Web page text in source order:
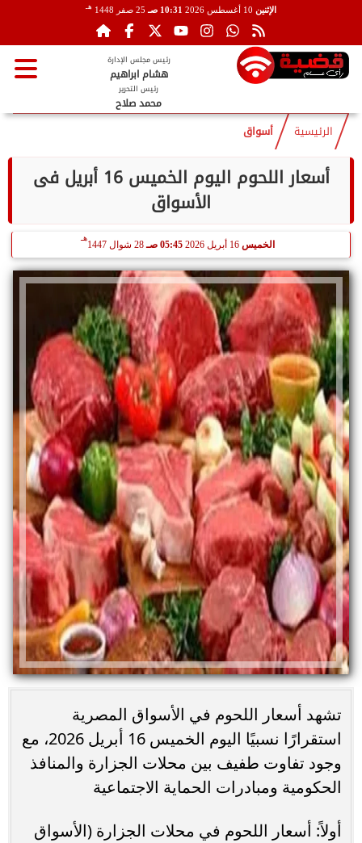
الإثنين 10:31 صـ 25 صفر 1448 هـ
رئيس مجلس الإدارة
هشام ابراهيم
رئيس التحرير
محمد صلاح
الرئيسية أسواق
أسعار اللحوم اليوم الخميس 16 أبريل فى
الأسواق
الخميس 05:45 صـ 28 شوال 1447
هـ
تشهد أسعار اللحوم في الأسواق المصرية
استقرارًا نسبيًا اليوم الخميس 16 أبريل 2026، مع
وجود تفاوت طفيف بين محلات الجزارة والمنافذ
الحكومية ومبادرات الحماية الاجتماعية
أولاً: أسعار اللحوم في محلات الجزارة (الأسواق